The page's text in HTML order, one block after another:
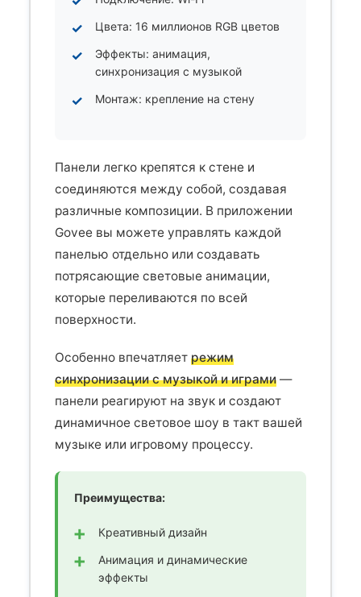
Цвета: 16 миллионов RGB цветов
Эффекты: анимация,
синхронизация с музыкой
Монтаж: крепление на стену
Панели легко крепятся к стене и
соединяются между собой, создавая
различные композиции. В приложении
Govee вы можете управлять каждой
панелью отдельно или создавать
потрясающие световые анимации,
которые переливаются по всей
поверхности.
Особенно впечатляет режим
синхронизации с музыкой и играми —
панели реагируют на звук и создают
динамичное световое шоу в такт вашей
музыке или игровому процессу.
Преимущества:
Креативный дизайн
Анимация и динамические
эффекты